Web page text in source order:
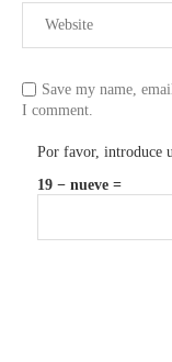
Save my name,
I comment.
Por favor, introduce
19 − nueve =